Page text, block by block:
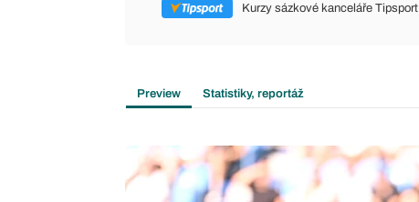
Kurzy sázkové kanceláře Tipsport
Preview Statistiky, reportáž